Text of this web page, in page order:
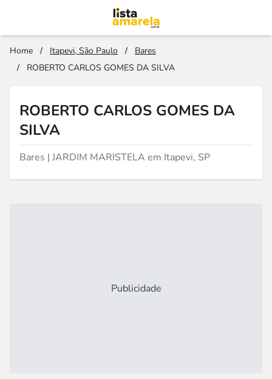
Home / Itapevi, São Paulo /
Bares
/
ROBERTO CARLOS GOMES DA SILVA
ROBERTO CARLOS GOMES DA
SILVA
Bares | JARDIM MARISTELA em Itapevi, SP
Publicidade